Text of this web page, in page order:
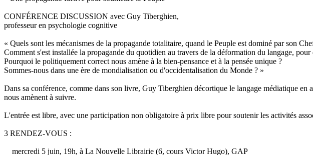
CONFÉRENCE DISCUSSION avec Guy Tiberghien,
professeur en psychologie cognitive
« Quels sont les mécanismes de la propagande totalitaire, quand le Peuple est dominé par son
Comment s'est installée la propagande du quotidien au travers de la déformation du langage,
Pourquoi le politiquement correct nous amène à la bien-pensance et à la pensée unique ?
Sommes-nous dans une ère de mondialisation ou d'occidentalisation du Monde ? »
Dans sa conférence, comme dans son livre, Guy Tiberghien décortique le langage médiatique
nous amènent à suivre.
L'entrée est libre, avec une participation non obligatoire à prix libre pour soutenir les activités
3 RENDEZ-VOUS :
mercredi 5 juin, 19h, à La Nouvelle Librairie (6, cours Victor Hugo), GAP